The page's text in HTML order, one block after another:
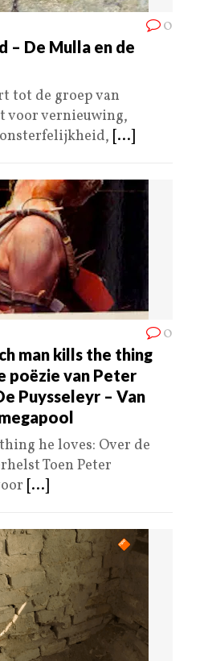
0
– De Mulla en de
tot de groep van
voor vernieuwing,
[...]
0
man kills the thing
poëzie van Peter
Puysseleyr – Van
he loves: Over de
Toen Peter
[...]